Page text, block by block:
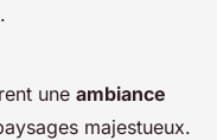
une ambiance
majestueux.